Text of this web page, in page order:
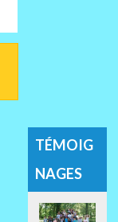
TÉMOIG
NAGES